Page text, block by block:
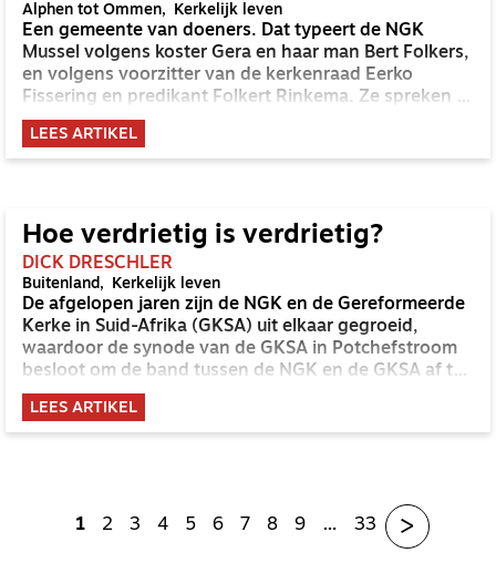
Alphen tot Ommen Kerkelijk leven
Een gemeente van doeners. Dat typeert de NGK
Mussel volgens koster Gera en haar man Bert Folkers,
en volgens voorzitter van de kerkenraad Eerko
Fissering en predikant Folkert Rinkema. Ze spreken in
dit interview met elkaar door over krimpen zonder te
klagen, zingen, dat een feest is, en de vraag hoe je
verschillende generaties betrokken houdt bij de
LEES ARTIKEL
Hoe verdrietig is verdrietig?
DICK DRESCHLER
Buitenland Kerkelijk leven
De afgelopen jaren zijn de NGK en de Gereformeerde
Kerke in Suid-Afrika (GKSA) uit elkaar gegroeid,
waardoor de synode van de GKSA in Potchefstroom
besloot om de band tussen de NGK en de GKSA af te
schalen naar ‘slegs ekumeniese kontak’. Dat leidde op
8 januari tot de kop in het Nederlands Dagblad:
‘Nederlandse Gereformeerde Kerken verliezen laatste
LEES ARTIKEL
1 2 3 4 5 6 7 8 9 … 33 >